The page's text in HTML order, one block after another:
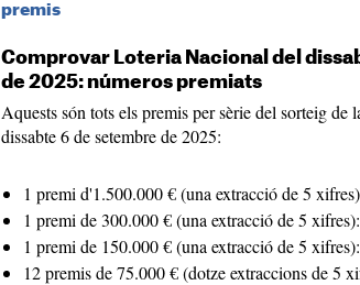
premis
Comprovar Loteria Nacional del
de 2025: números premiats
Aquests són tots els premis per sèrie del sorteig
dissabte 6 de setembre de 2025:
1 premi d'1.500.000 € (una extracció de 5
1 premi de 300.000 € (una extracció de 5 xifres):
1 premi de 150.000 € (una extracció de 5 xifres):
12 premis de 75.000 € (dotze extraccions de 5